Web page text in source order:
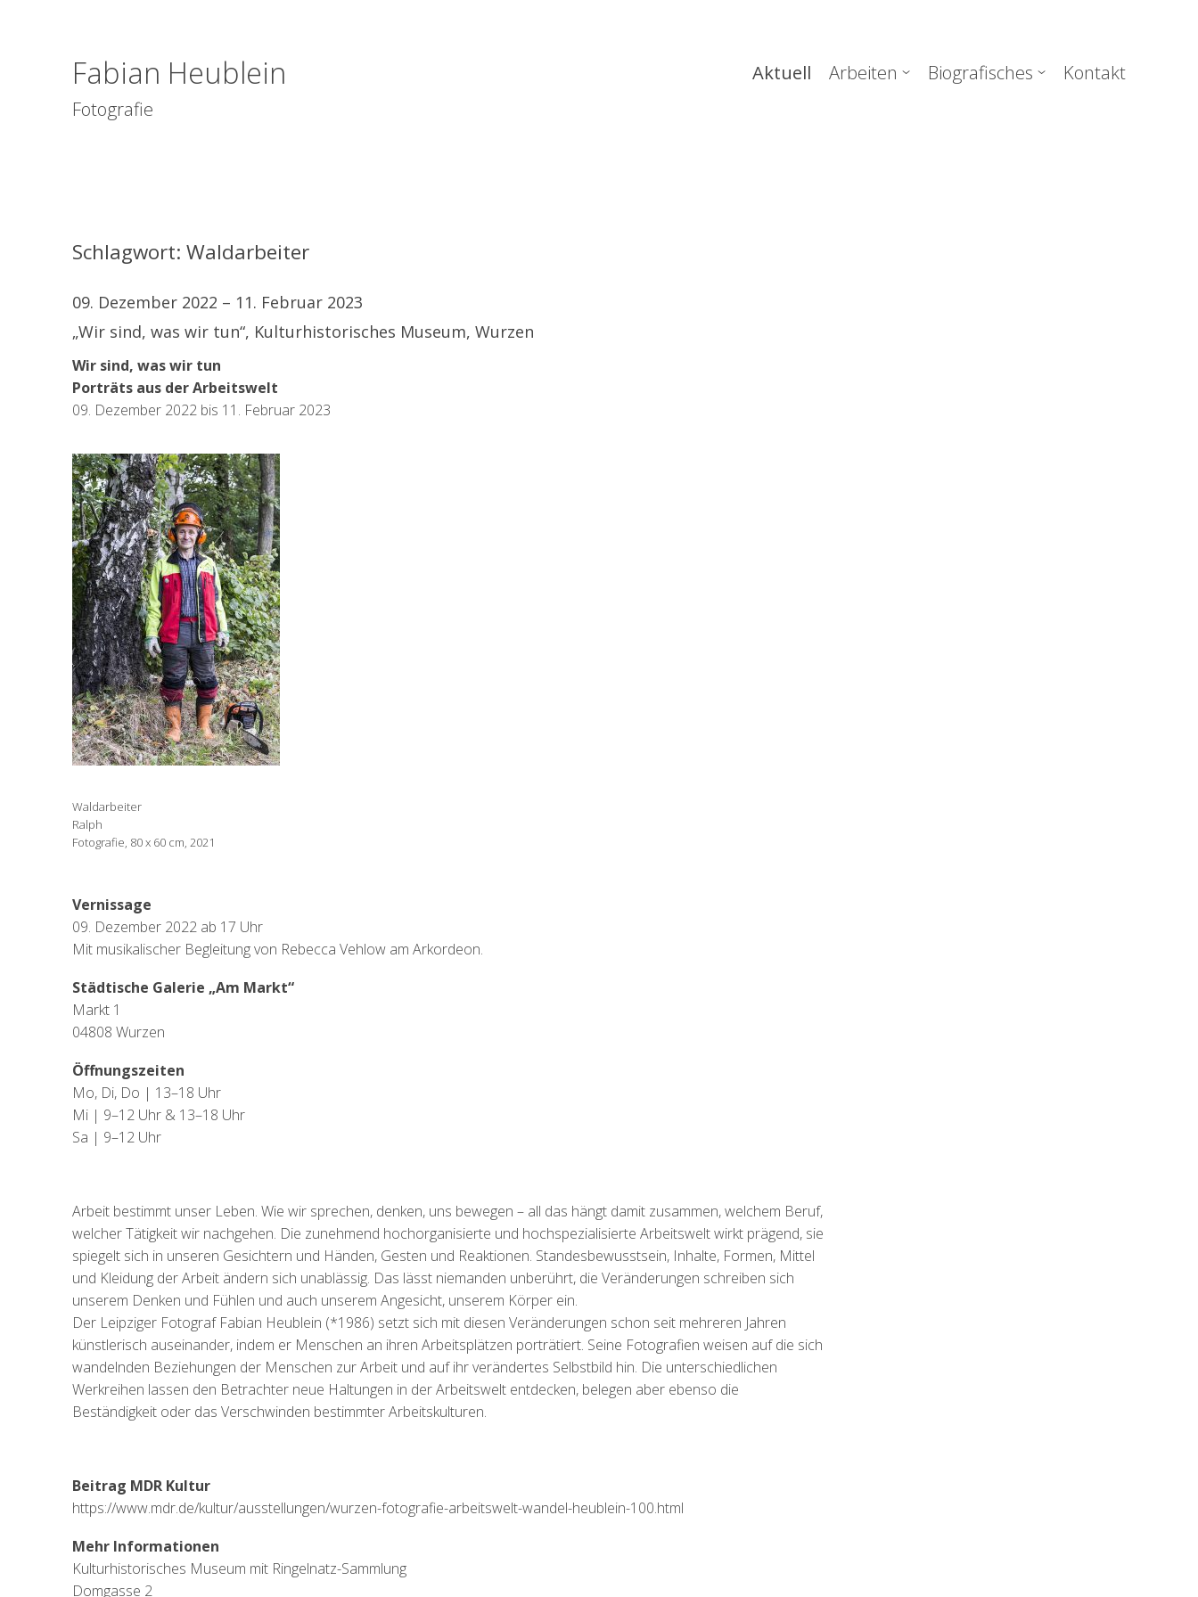
Fabian Heublein
Fotografie
Hauptnavigation
Aktuell Arbeiten Biografisches Kontakt
Schlagwort: Waldarbeiter
09. Dezember 2022 – 11. Februar 2023
„Wir sind, was wir tun“, Kulturhistorisches Museum, Wurzen
Wir sind, was wir tun
Porträts aus der Arbeitswelt
09. Dezember 2022 bis 11. Februar 2023
Waldarbeiter
Ralph
Fotografie, 80 x 60 cm, 2021
Vernissage
09. Dezember 2022 ab 17 Uhr
Mit musikalischer Begleitung von Rebecca Vehlow am Arkordeon.
Städtische Galerie „Am Markt“
Markt 1
04808 Wurzen
Öffnungszeiten
Mo, Di, Do | 13–18 Uhr
Mi | 9–12 Uhr & 13–18 Uhr
Sa | 9–12 Uhr
Arbeit bestimmt unser Leben. Wie wir sprechen, denken, uns bewegen – all das hängt damit zusammen, welchem Beruf,
welcher Tätigkeit wir nachgehen. Die zunehmend hochorganisierte und hochspezialisierte Arbeitswelt wirkt prägend, sie
spiegelt sich in unseren Gesichtern und Händen, Gesten und Reaktionen. Standesbewusstsein, Inhalte, Formen, Mittel
und Kleidung der Arbeit ändern sich unablässig. Das lässt niemanden unberührt, die Veränderungen schreiben sich
unserem Denken und Fühlen und auch unserem Angesicht, unserem Körper ein.
Der Leipziger Fotograf Fabian Heublein (*1986) setzt sich mit diesen Veränderungen schon seit mehreren Jahren
künstlerisch auseinander, indem er Menschen an ihren Arbeitsplätzen porträtiert. Seine Fotografien weisen auf die sich
wandelnden Beziehungen der Menschen zur Arbeit und auf ihr verändertes Selbstbild hin. Die unterschiedlichen
Werkreihen lassen den Betrachter neue Haltungen in der Arbeitswelt entdecken, belegen aber ebenso die
Beständigkeit oder das Verschwinden bestimmter Arbeitskulturen.
Beitrag MDR Kultur
https://www.mdr.de/kultur/ausstellungen/wurzen-fotografie-arbeitswelt-wandel-heublein-100.html
Mehr Informationen
Kulturhistorisches Museum mit Ringelnatz-Sammlung
Domgasse 2